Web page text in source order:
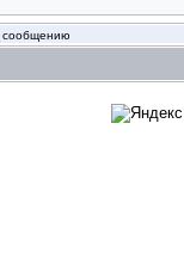
сообщению